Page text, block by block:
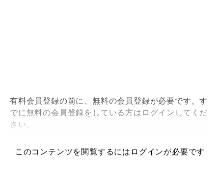
有料会員登録の前に、無料の会員登録が必要です。す
でに無料の会員登録をしている方はログインしてくだ
さい。
このコンテンツを閲覧するにはログインが必要です